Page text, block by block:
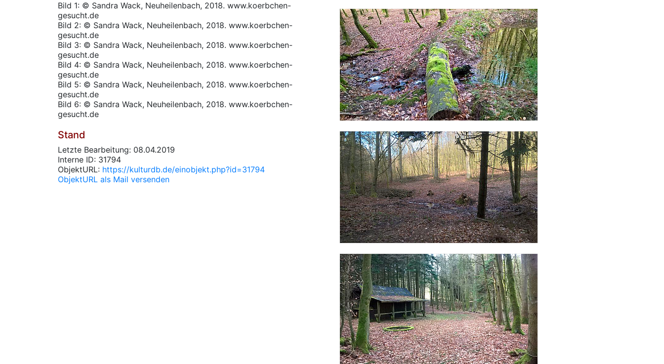
Bild 1: © Sandra Wack, Neuheilenbach, 2018. www.koerbchen-
gesucht.de
Bild 2: © Sandra Wack, Neuheilenbach, 2018. www.koerbchen-
gesucht.de
Bild 3: © Sandra Wack, Neuheilenbach, 2018. www.koerbchen-
gesucht.de
Bild 4: © Sandra Wack, Neuheilenbach, 2018. www.koerbchen-
gesucht.de
Bild 5: © Sandra Wack, Neuheilenbach, 2018. www.koerbchen-
gesucht.de
Bild 6: © Sandra Wack, Neuheilenbach, 2018. www.koerbchen-
gesucht.de
Stand
Letzte Bearbeitung: 08.04.2019
Interne ID: 31794
ObjektURL: https://kulturdb.de/einobjekt.php?id=31794
ObjektURL als Mail versenden